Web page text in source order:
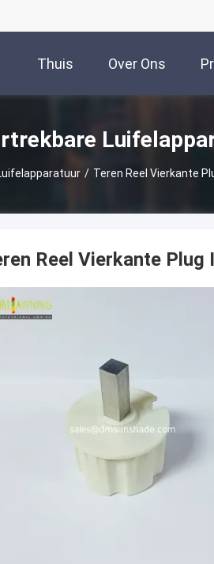
Thuis Over Ons
/ Teren Reel Vierkante
Reel Vierkante Plug